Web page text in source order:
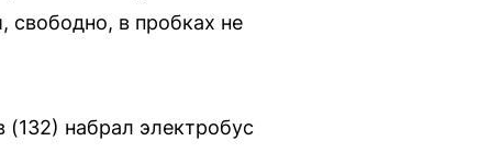
свободно, в пробках не
набрал электробус